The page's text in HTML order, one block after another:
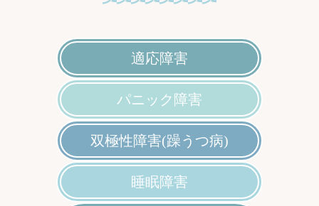
適応障害
パニック障害
双極性障害(躁うつ病)
睡眠障害